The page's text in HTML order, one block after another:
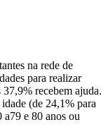
na rede de
para realizar
recebem ajuda.
(de 24,1% para
e 80 anos ou